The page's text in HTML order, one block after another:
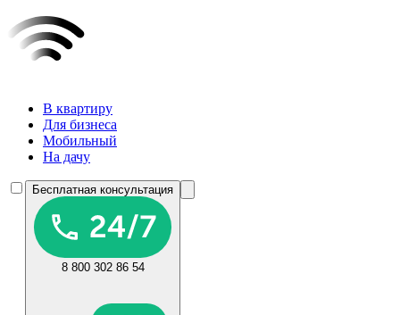
В квартиру
Для бизнеса
Мобильный
На дачу
Бесплатная консультация
8 800 302 86 54